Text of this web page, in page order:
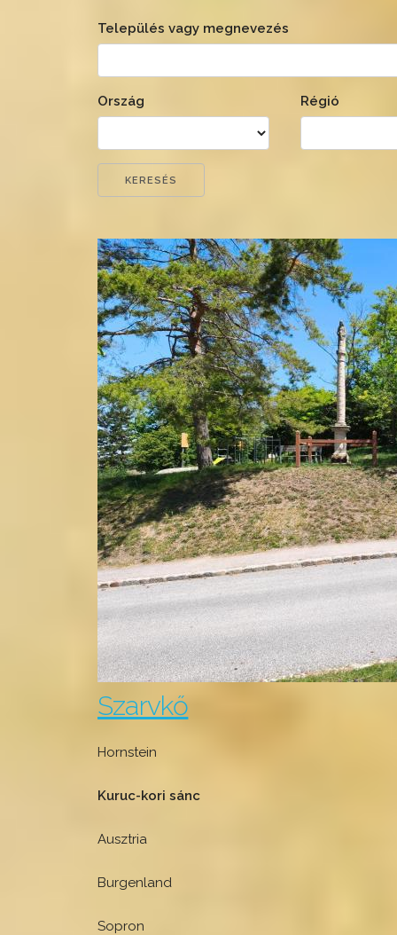
Település vagy megnevezés
Ország Régió
Szarvkő
Hornstein
Kuruc-kori sánc
Ausztria
Burgenland
Sopron